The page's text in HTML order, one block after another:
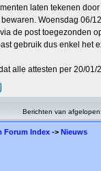
laten tekenen
Woensdag 06/
de post toegezonden
gebruik dus enkel het
alle attesten per 20/
Berichten van afgelopen:
Forum Index -> Nieuws